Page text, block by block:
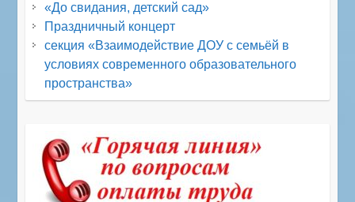
«До свидания, детский сад»
Праздничный концерт
секция «Взаимодействие ДОУ с семьёй в
условиях современного образовательного
пространства»